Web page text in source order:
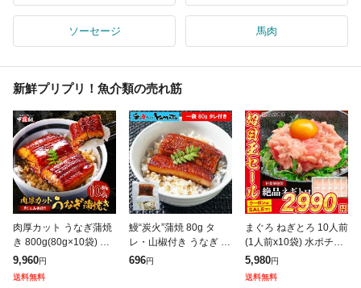
ソーセージ 馬肉
新鮮プリプリ！魚介類の売れ筋
肉厚カット うなぎ蒲焼
き 800g(80g×10袋) カ
ット うなぎ ウナギ 鰻
きざみ タレ 山椒付き
丑の日 土用の丑の日
9,960円
送料無料
鰻“炭火”蒲焼 80g タ
レ・山椒付き うなぎ ウ
ナギ 丼 丑の日 ひつま
696円
まぐろ ねぎとろ 10人前
(1人前x10袋) 水ポチャ
解凍すぐ美味しい ギフ
ト プレゼント お中元
5,980円
送料無料